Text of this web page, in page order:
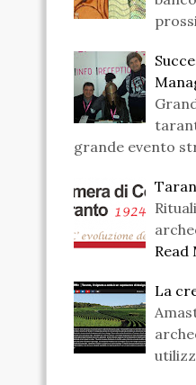
grande evento
Read
La